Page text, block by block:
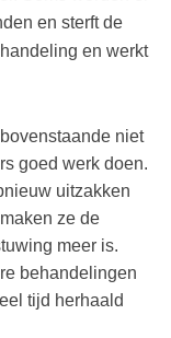
en sterft de
en werkt
niet
goed werk doen.
uitzakken
ze de
meer is.
behandelingen
tijd herhaald